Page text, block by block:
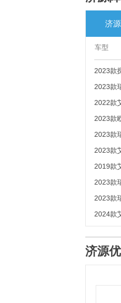
济源
车型
2023款
2023款
2022款
2023款
2023款
2023款
2019款
2023款
2023款
2024款
济源